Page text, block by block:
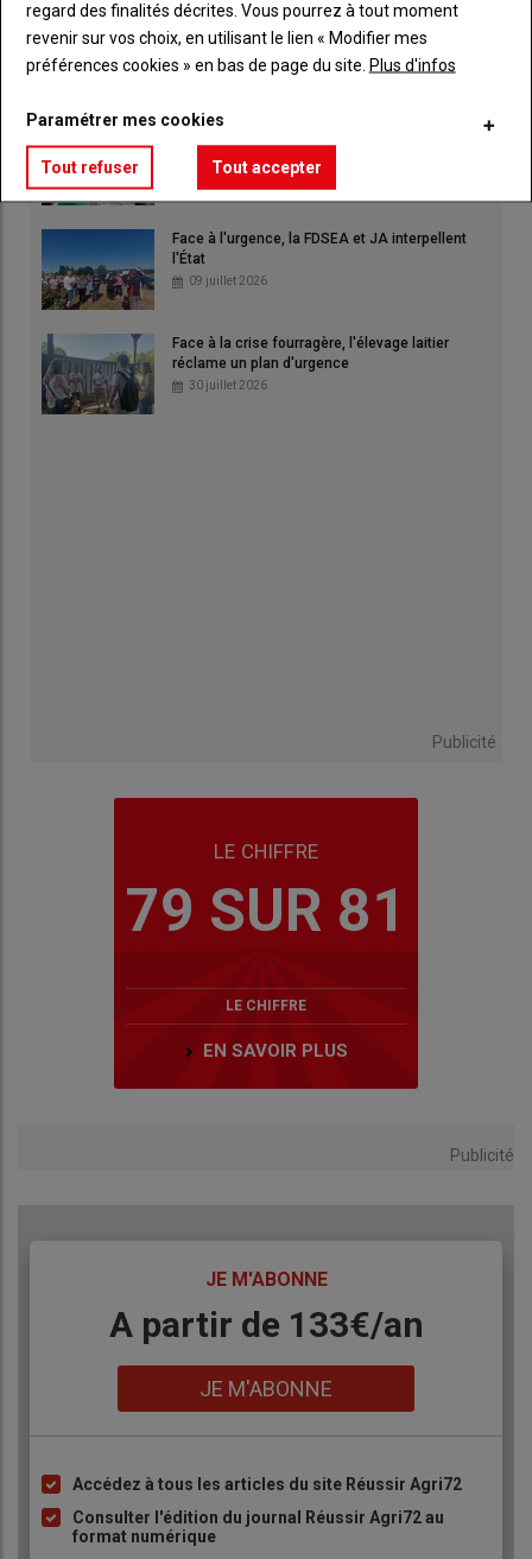
Lesieur : nouveaux locaux, nouvelles ambitions
09 juillet 2026
Face à l'urgence, la FDSEA et JA interpellent
l'État
09 juillet 2026
Face à la crise fourragère, l'élevage laitier
réclame un plan d'urgence
30 juillet 2026
Publicité
LE CHIFFRE
79 SUR 81
LE CHIFFRE
EN SAVOIR PLUS
Publicité
JE M'ABONNE
BodyA partir de 133€/an
JE M'ABONNE
Liste
à
puce
Accédez à tous les articles du site Réussir Agri72
Consulter l'édition du journal Réussir Agri72 au
format numérique
regard des finalités décrites. Vous pourrez à tout moment
revenir sur vos choix, en utilisant le lien « Modifier mes
préférences cookies » en bas de page du site. Plus d'infos
Paramétrer mes cookies
Tout refuser Tout accepter